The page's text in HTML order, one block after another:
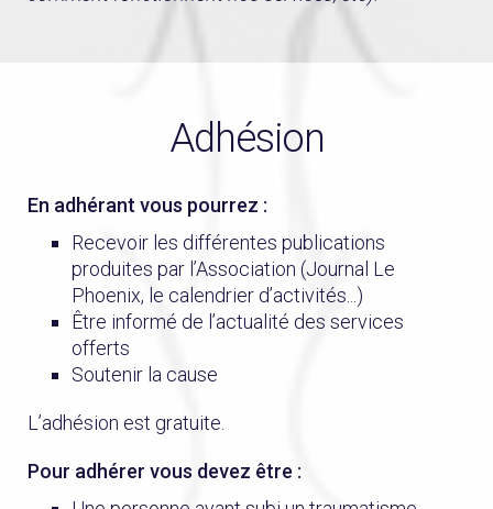
Adhésion
En adhérant vous pourrez :
Recevoir les différentes publications
produites par l’Association (Journal Le
Phoenix, le calendrier d’activités...)
Être informé de l’actualité des services
offerts
Soutenir la cause
L’adhésion est gratuite.
Pour adhérer vous devez être :